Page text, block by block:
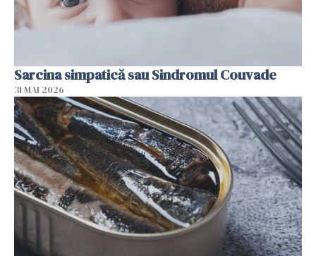
Sarcina simpatică sau Sindromul Couvade
31 MAI 2026